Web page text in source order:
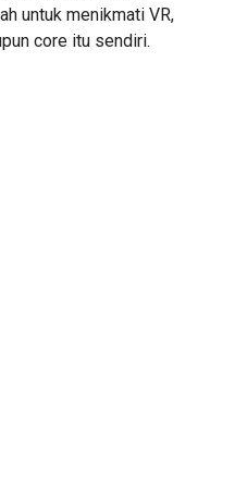
untuk menikmati VR,
core itu sendiri.